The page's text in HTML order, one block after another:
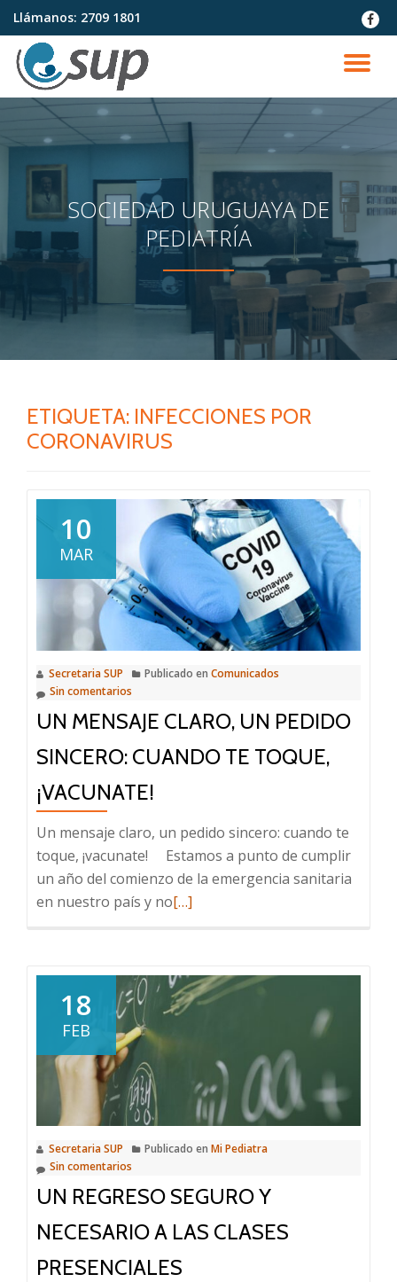
Saltar
contenido
Llámanos: 2709 1801
fa-
SOCIEDAD URUGUAYA DE
PEDIATRÍA
ETIQUETA: INFECCIONES POR
CORONAVIRUS
10
MAR
Secretaria SUP Publicado en Comunicados
Sin comentarios
UN MENSAJE CLARO, UN PEDIDO
SINCERO: CUANDO TE TOQUE,
¡VACUNATE!
Un mensaje claro, un pedido sincero: cuando te
toque, ¡vacunate! Estamos a punto de cumplir
un año del comienzo de la emergencia sanitaria
en nuestro país y noLeer
mensaje
claro,
pedido
sincero:
cuando
te
toque,
[…]
18
FEB
Secretaria SUP Publicado en Mi Pediatra
Sin comentarios
UN REGRESO SEGURO Y
NECESARIO A LAS CLASES
PRESENCIALES